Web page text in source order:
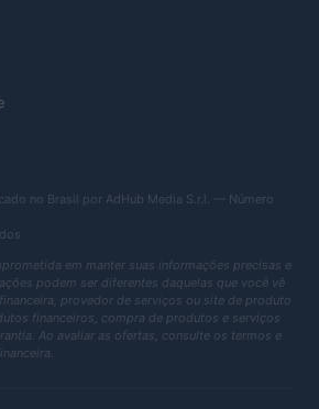
no Brasil por AdHub Media S.r.l. — Número
em manter suas informações precisas e
podem ser diferentes daquelas que você vê
provedor de serviços ou site de produto
financeiros, compra de produtos e serviços
Ao avaliar as ofertas, consulte os termos e